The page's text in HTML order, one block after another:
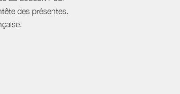
des présentes.